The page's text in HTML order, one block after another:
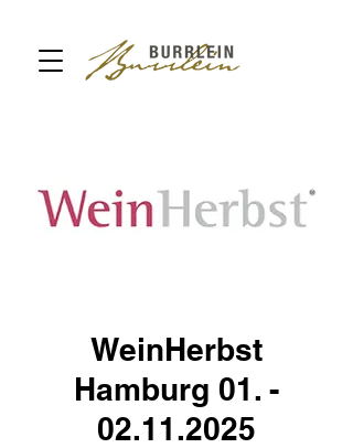
WeinHerbst
Hamburg 01. -
02.11.2025